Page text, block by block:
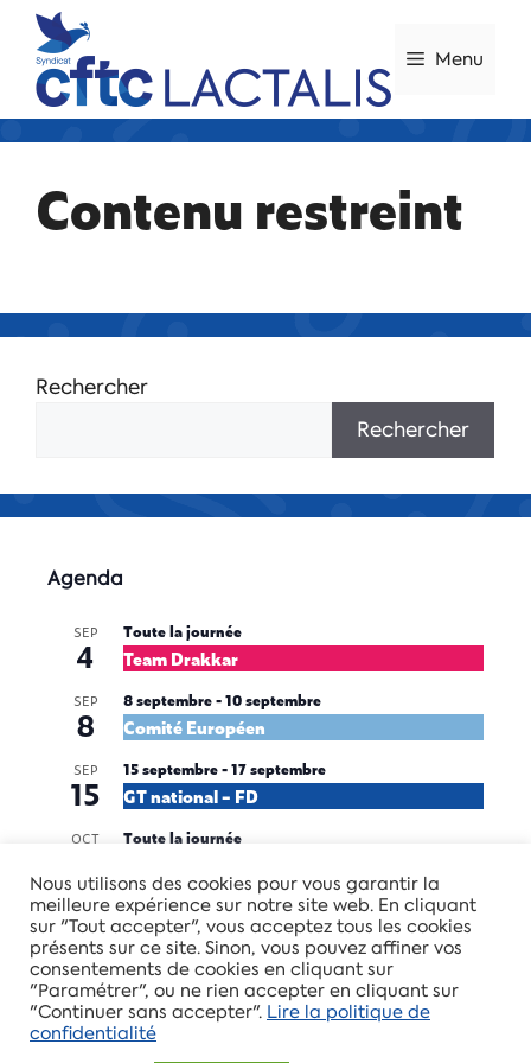
Menu
Contenu restreint
Rechercher
Rechercher
Agenda
SEP
4
Toute la journée
Team Drakkar
SEP
8
8 septembre-10 septembre
Comité Européen
SEP
15
15 septembre-17 septembre
GT national – FD
OCT Toute la journée
OCT
28
28 octobre- 29 octobre
CSG
Voir le calendrier
Nous utilisons des cookies pour vous garantir la
meilleure expérience sur notre site web. En cliquant
sur "Tout accepter", vous acceptez tous les cookies
présents sur ce site. Sinon, vous pouvez affiner vos
consentements de cookies en cliquant sur
"Paramétrer", ou ne rien accepter en cliquant sur
"Continuer sans accepter". Lire la politique de
confidentialité